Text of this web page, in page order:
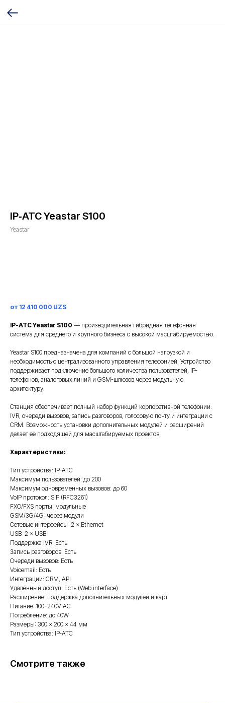
IP‑АТС Yeastar S100
Yeastar
от 12 410 000 UZS
IP-АТС Yeastar S100 — производительная гибридная телефонная
система для среднего и крупного бизнеса с высокой масштабируемостью.
Yeastar S100 предназначена для компаний с большой нагрузкой и
необходимостью централизованного управления телефонией. Устройство
поддерживает подключение большого количества пользователей, IP-
телефонов, аналоговых линий и GSM-шлюзов через модульную
архитектуру.
Станция обеспечивает полный набор функций корпоративной телефонии:
IVR, очереди вызовов, запись разговоров, голосовую почту и интеграции с
CRM. Возможность установки дополнительных модулей и расширений
делает её подходящей для масштабируемых проектов.
Характеристики:
Тип устройства: IP-АТС
Максимум пользователей: до 200
Максимум одновременных вызовов: до 60
VoIP протокол: SIP (RFC3261)
FXO/FXS порты: модульные
GSM/3G/4G: через модули
Сетевые интерфейсы: 2 × Ethernet
USB: 2 × USB
Поддержка IVR: Есть
Запись разговоров: Есть
Очереди вызовов: Есть
Voicemail: Есть
Интеграции: CRM, API
Удалённый доступ: Есть (Web interface)
Расширение: поддержка дополнительных модулей и карт
Питание: 100–240V AC
Потребление: до 40W
Размеры: 300 × 200 × 44 мм
Тип устройства: IP‑АТС
Смотрите также